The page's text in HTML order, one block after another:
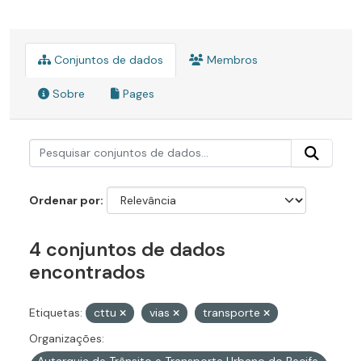
Conjuntos de dados Membros
Sobre Pages
Ordenar por
4 conjuntos de dados
encontrados
Etiquetas: cttu vias
transporte
Organizações: